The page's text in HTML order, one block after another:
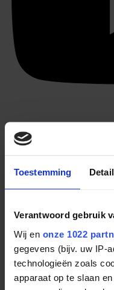
Toestemming
Verantwoord gebruik
Wij en onze 1022
gegevens (bijv. uw IP-
technologieën zoals
apparaat op te slaan